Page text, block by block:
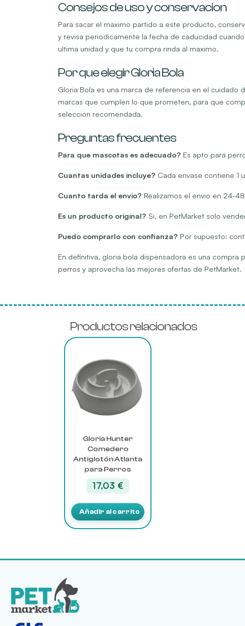
Consejos de uso y conservacion
Para sacar el maximo partido a este producto,
y revisa periodicamente la fecha de caducidad
ultima unidad y que tu compra rinda al maximo.
Por que elegir Gloria Bola
Gloria Bola es una marca de referencia en el
marcas que cumplen lo que prometen, para que
seleccion recomendada.
Preguntas frecuentes
Para que mascotas es adecuado? Es apto para
Cuantas unidades incluye? Cada envase contiene 1
Cuanto tarda el envio? Realizamos el envio en 24-
Es un producto original? Si, en PetMarket solo
Puedo comprarlo con confianza? Por supuesto:
En definitiva, gloria bola dispensadora es una
perros y aprovecha las mejores ofertas de PetMarket.
Productos relacionados
Gloria Hunter
Comedero
Antiglotón Atlanta
para Perros
17,03 €
Añadir al carrito